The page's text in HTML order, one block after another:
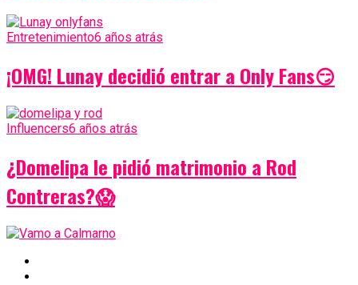
Entretenimiento6 años atrás
¡OMG! Lunay decidió entrar a Only Fans😏
Influencers6 años atrás
¿Domelipa le pidió matrimonio a Rod
Contreras?😱